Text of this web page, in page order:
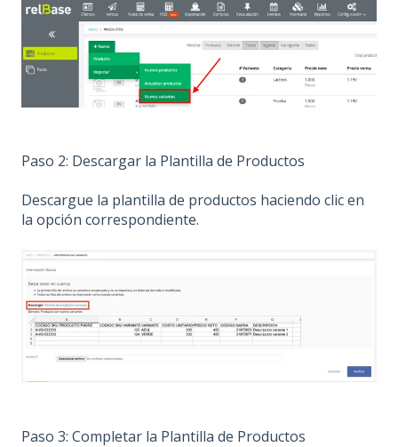
Paso 2: Descargar la Plantilla de Productos
Descargue la plantilla de productos haciendo clic en
la opción correspondiente.
Paso 3: Completar la Plantilla de Productos